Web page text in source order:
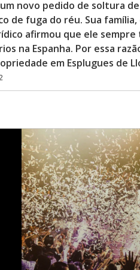
novo pedido de soltura
de fuga do réu. Sua
afirmou que ele
na Espanha. Por essa
em Esplugues de